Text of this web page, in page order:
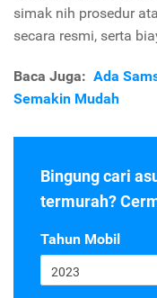
simak nih prosedur
secara resmi, serta
Baca Juga: Ada
Semakin Mudah
Bingung cari
termurah?
Tahun Mobil
2023